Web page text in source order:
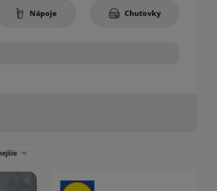
Nápoje Chuťovky